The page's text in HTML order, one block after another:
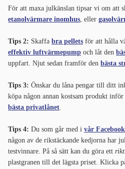
För att maxa julkänslan tipsar vi om att
etanolvärmare inomhus, eller
Tips 2: Skaffa bra pellets för att hålla
effektiv luftvärmepump och låt den
uppfart. Njut sedan framför den bästa
Tips 3: Önskar du låna pengar till ditt
köpa någon annan kostsam produkt
bästa privatlånet.
Tips 4: Du som går med i vår
någon av de rikstäckande kedjorna har
testvinnare. På så sätt kan du göra ett
plastgranen till det lägsta priset. Klicka